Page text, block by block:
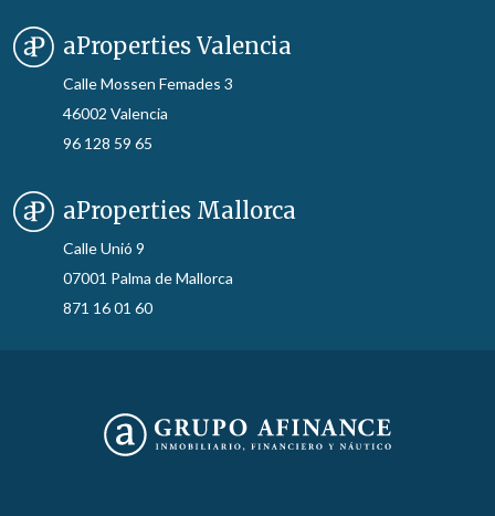
aProperties Valencia
Calle Mossen Femades 3
46002 Valencia
96 128 59 65
aProperties Mallorca
Calle Unió 9
07001 Palma de Mallorca
871 16 01 60